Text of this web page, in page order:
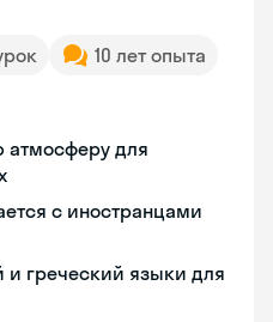
10 лет опыта
атмосферу для
с иностранцами
и греческий языки для